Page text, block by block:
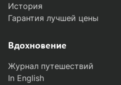
История
Гарантия лучшей цены
Вдохновение
Журнал путешествий
In English